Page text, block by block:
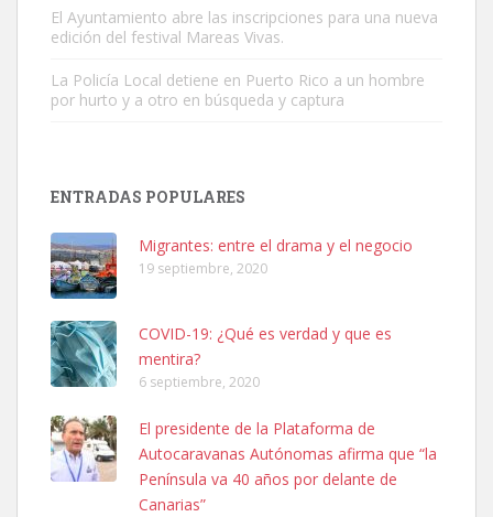
Leales.org » Gran Canaria
9.7.2025
Adopción urgente
hembra, 4 años. Por motivos personales ...
Leales.org » Gran Canaria | 6.7.2025
SHIBA PERDIDO AVDA JOSE MESA Y LOPEZ
PERRO MACHO RAZA SHIBA CON MICROCHIP PERDIDO HOY
06/07/2025 ZONA MESA Y LOPEZ. ES MUY ASUSTADIZO
El Ayuntamiento abre las inscripciones para una nueva
edición del festival Mareas Vivas.
La Policía Local detiene en Puerto Rico a un hombre
por hurto y a otro en búsqueda y captura
ENTRADAS POPULARES
Migrantes: entre el drama y el negocio
19 septiembre, 2020
COVID-19: ¿Qué es verdad y que es
mentira?
6 septiembre, 2020
El presidente de la Plataforma de
Autocaravanas Autónomas afirma que “la
Península va 40 años por delante de
Canarias”